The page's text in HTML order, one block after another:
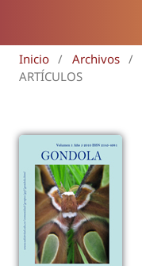
Inicio / Archivos /
ARTÍCULOS